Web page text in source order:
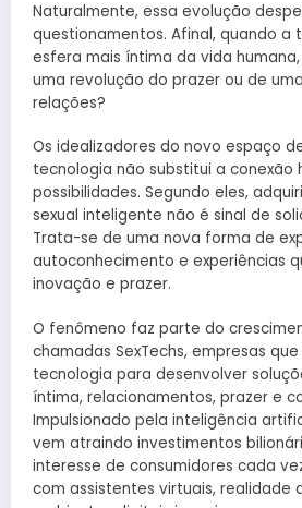
Naturalmente, essa evolução
questionamentos. Afinal, quando a
esfera mais íntima da vida
uma revolução do prazer ou de
relações?
Os idealizadores do novo espaço
tecnologia não substitui a conexão
possibilidades. Segundo eles,
sexual inteligente não é sinal de
Trata-se de uma nova forma de
autoconhecimento e experiências
inovação e prazer.
O fenômeno faz parte do
chamadas SexTechs, empresas
tecnologia para desenvolver
íntima, relacionamentos, prazer e
Impulsionado pela inteligência
vem atraindo investimentos
interesse de consumidores cada
com assistentes virtuais, realidade